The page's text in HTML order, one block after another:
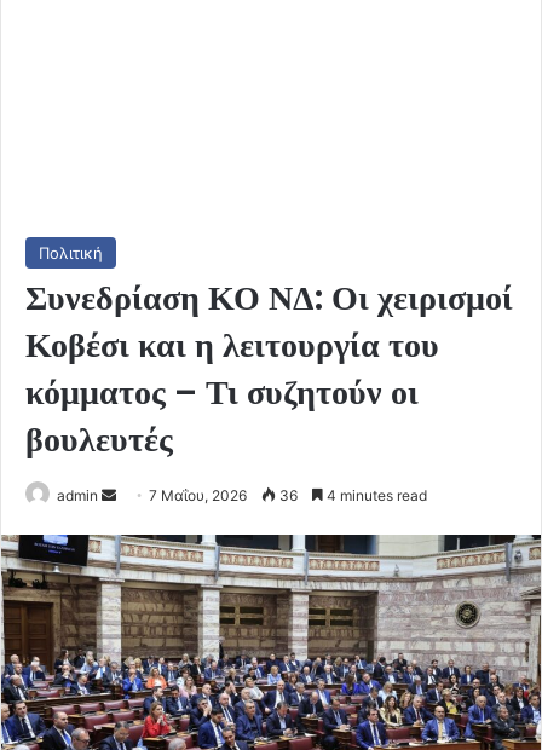
Πολιτική
Συνεδρίαση ΚΟ ΝΔ: Οι χειρισμοί
Κοβέσι και η λειτουργία του
κόμματος – Τι συζητούν οι
βουλευτές
admin
Send
email
7 Μαΐου, 2026 36 4 minutes read